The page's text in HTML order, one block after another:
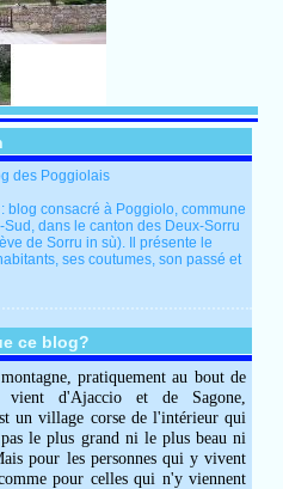
des Poggiolais
: blog consacré à Poggiolo, commune
dans le canton des Deux-Sorru
de Sorru in sù). Il présente le
ses coutumes, son passé et
ce blog?
pratiquement au bout de
d'Ajaccio et de Sagone,
un village corse de l'intérieur qui
le plus grand ni le plus beau ni
pour les personnes qui y vivent
pour celles qui n'y viennent